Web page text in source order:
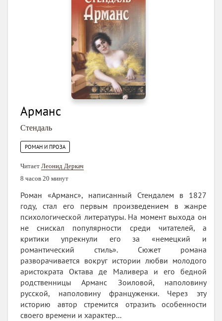
Арманс
Стендаль
РОМАН И ПРОЗА
Читает Леонид Деркач
8 часов 20 минут
Роман «Арманс», написанный Стендалем в 1827
году, стал его первым произведением в жанре
психологической литературы. На момент выхода он
не снискал популярности среди читателей, а
критики упрекнули его за «немецкий и
романтический стиль». Сюжет романа
разворачивается вокруг истории любви молодого
аристократа Октава де Маливера и его бедной
родственницы Арманс Зоиловой, наполовину
русской, наполовину француженки. Через эту
историю автор стремится отразить особенности
своего времени и характер...